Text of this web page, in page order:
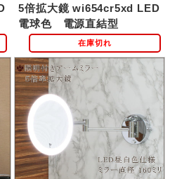
5倍拡大鏡 wi654cr5xd LED
電球色 電源直結型
在庫切れ